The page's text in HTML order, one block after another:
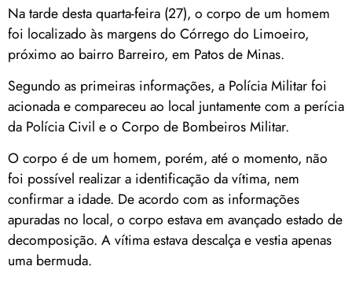
Na tarde desta quarta-feira (27), o corpo de um homem
foi localizado às margens do Córrego do Limoeiro,
próximo ao bairro Barreiro, em Patos de Minas.
Segundo as primeiras informações, a Polícia Militar foi
acionada e compareceu ao local juntamente com a perícia
da Polícia Civil e o Corpo de Bombeiros Militar.
O corpo é de um homem, porém, até o momento, não
foi possível realizar a identificação da vítima, nem
confirmar a idade. De acordo com as informações
apuradas no local, o corpo estava em avançado estado de
decomposição. A vítima estava descalça e vestia apenas
uma bermuda.